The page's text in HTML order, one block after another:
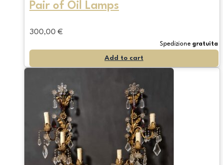
Pair of Oil Lamps
300,00 €
Spedizione gratuita
Add to cart